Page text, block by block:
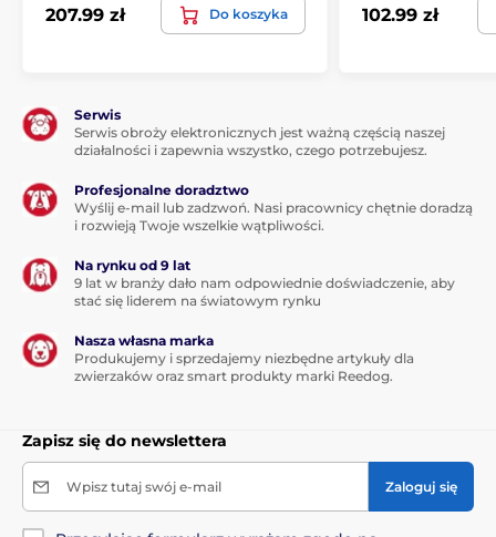
207.99 zł Do koszyka 102.99 zł
Serwis
Serwis obroży elektronicznych jest ważną częścią naszej
działalności i zapewnia wszystko, czego potrzebujesz.
Profesjonalne doradztwo
Wyślij e-mail lub zadzwoń. Nasi pracownicy chętnie doradzą
i rozwieją Twoje wszelkie wątpliwości.
Na rynku od 9 lat
9 lat w branży dało nam odpowiednie doświadczenie, aby
stać się liderem na światowym rynku
Nasza własna marka
Produkujemy i sprzedajemy niezbędne artykuły dla
zwierzaków oraz smart produkty marki Reedog.
Zapisz się do newslettera
Wpisz tutaj swój e-mail Zaloguj się